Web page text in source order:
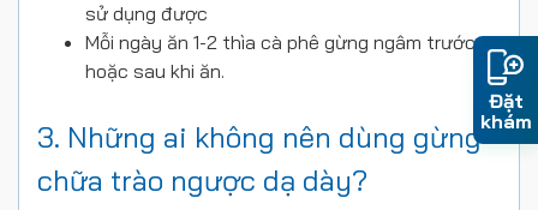
sử dụng được
Mỗi ngày ăn 1-2 thìa cà phê gừng ngâm trước
hoặc sau khi ăn.
3. Những ai không nên dùng gừng
chữa trào ngược dạ dày?
Đặt
khám